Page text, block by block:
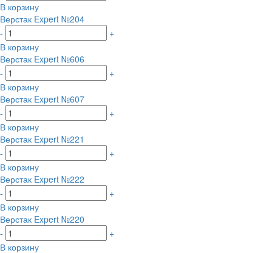
В корзину
Верстак Expert №204
-
+
В корзину
Верстак Expert №606
-
+
В корзину
Верстак Expert №607
-
+
В корзину
Верстак Expert №221
-
+
В корзину
Верстак Expert №222
-
+
В корзину
Верстак Expert №220
-
+
В корзину